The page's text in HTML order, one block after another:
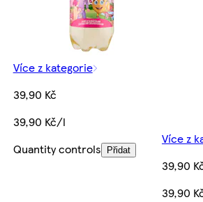
Více z kategorie
39,90 Kč
39,90 Kč/l
Quantity controls
Přidat
Více z
39,90
39,90